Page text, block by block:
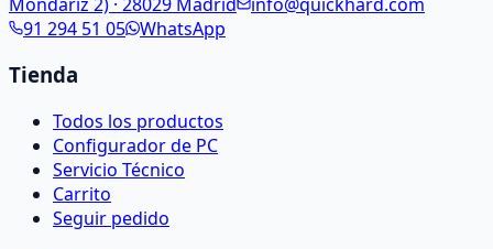
91 294 51 05 WhatsApp
Tienda
Todos los productos
Configurador de PC
Servicio Técnico
Carrito
Seguir pedido